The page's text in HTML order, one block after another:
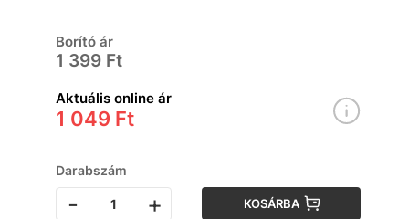
Borító ár
1 399 Ft
Aktuális online ár
1 049 Ft
Darabszám
- + KOSÁRBA